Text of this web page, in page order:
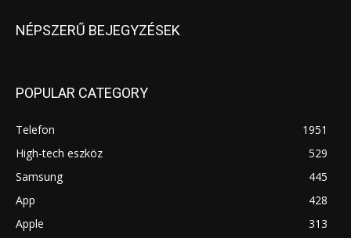
NÉPSZERŰ BEJEGYZÉSEK
POPULAR CATEGORY
Telefon
1951
High-tech eszköz
529
Samsung
445
App
428
Apple
313